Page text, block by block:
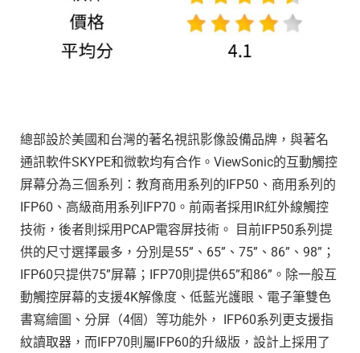
總部設於美國和台灣的著名視訊影像設備品牌，與著名
通訊軟件SKYPE和微軟均有合作。ViewSonic的互動觸控
屏幕分為三個系列：教育商用系列的IFP50、商用系列的
IFP60、高級商用系列IFP70。前兩者採用IR紅外線觸控
技術，後者則採用PCAP電容屏技術。 目前IFP50系列提
供的尺寸選擇最多，分別是55”、65”、75”、86”、98”；
IFP60只提供75”屏幕；IFP70則提供65”和86”。除一般互
動觸控屏幕的支援4K解像度、低藍光護眼、電子筆雙色
書寫繪圖、分屏（4個）等功能外， IFP60系列更支援指
紋讀取器，而IFP70則屬IFP60的升級版，設計上採用了